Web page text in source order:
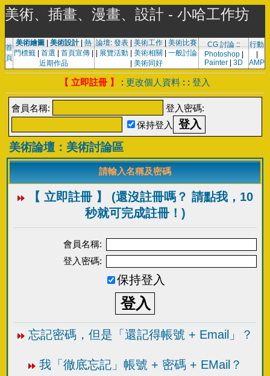
美術、插畫、漫畫、設計 - 小哈工作坊
首
頁
美術繪圖 美術設計| 熱
門標籤
首選 首頁宣傳
近期作品
論壇: 發表 美術工作
美術比賽
展覽活動 美術相關
一般討論
美術同好
CG 討論 ::
Photoshop|
Painter
3D
行動
AMP
【 立即註冊 】 : 更改個人資料 : : 登入
會員名稱:
登入密碼:
保持登入
美術論壇：美術討論區
請輸入名稱及密碼
【 立即註冊 】 (還沒註冊嗎？ 請點我，10
秒就可完成註冊！)
會員名稱:
登入密碼:
保持登入
忘記密碼，但是「還記得帳號 + Email」？
我「徹底忘記」帳號 + 密碼 + EMail？